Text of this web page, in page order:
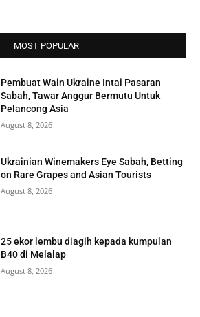
MOST POPULAR
Pembuat Wain Ukraine Intai Pasaran
Sabah, Tawar Anggur Bermutu Untuk
Pelancong Asia
August 8, 2026
Ukrainian Winemakers Eye Sabah, Betting
on Rare Grapes and Asian Tourists
August 8, 2026
25 ekor lembu diagih kepada kumpulan
B40 di Melalap
August 8, 2026